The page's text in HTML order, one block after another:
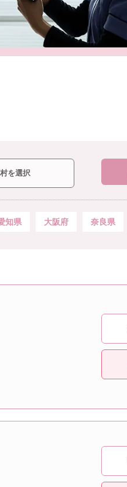
知県 大阪府 奈良県